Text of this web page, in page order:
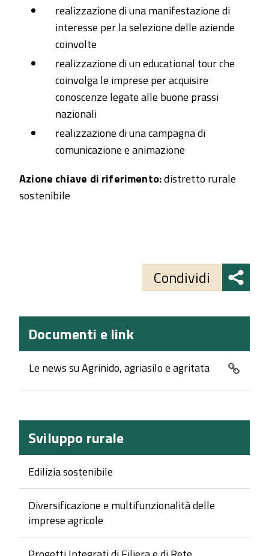
realizzazione di una manifestazione di
interesse per la selezione delle aziende
coinvolte
realizzazione di un educational tour che
coinvolga le imprese per acquisire
conoscenze legate alle buone prassi
nazionali
realizzazione di una campagna di
comunicazione e animazione
Azione chiave di riferimento:distretto rurale
sostenibile
Condividi
Documenti e link
Le news su Agrinido, agriasilo e agritata
Sviluppo rurale
Edilizia sostenibile
Diversificazione e multifunzionalità delle
imprese agricole